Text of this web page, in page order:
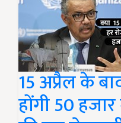
15 अप्रैल के
होंगी 50